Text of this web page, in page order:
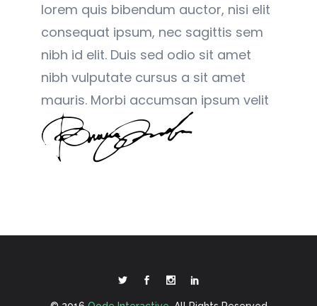
lorem quis bibendum auctor, nisi elit
consequat ipsum, nec sagittis sem
nibh id elit. Duis sed odio sit amet
nibh vulputate cursus a sit amet
mauris. Morbi accumsan ipsum velit